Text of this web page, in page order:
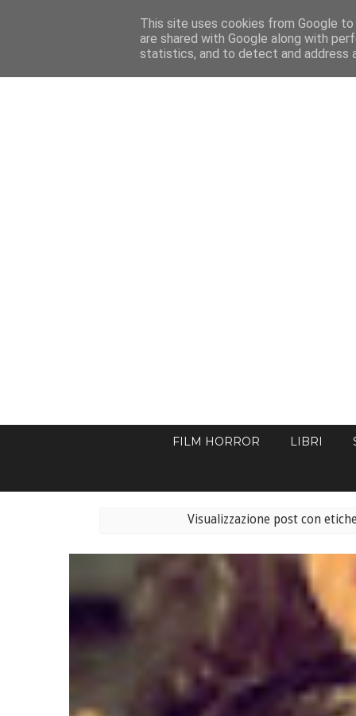
FILM HORROR LIBRI
Visualizzazione post con
This site uses cookies from Google
are shared with Google along with
statistics, and to detect and address